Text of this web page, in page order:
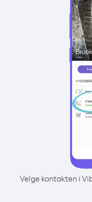
Velge kontakten i